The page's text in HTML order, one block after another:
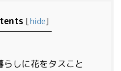
[hide]
らしに花をタスこと